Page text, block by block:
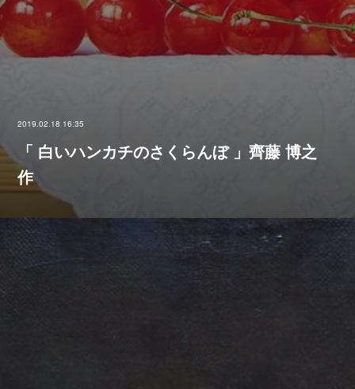
2019.02.18 16:35
「 白いハンカチのさくらんぼ 」齊藤 博之
作